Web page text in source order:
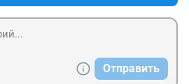
Отправить